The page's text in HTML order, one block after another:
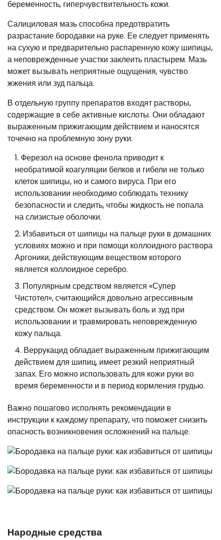
беременность, гиперчувствительность кожи.
Салициловая мазь способна предотвратить
разрастание бородавки на руке. Ее следует применять
на сухую и предварительно распаренную кожу шипицы,
а неповрежденные участки заклеить пластырем. Мазь
может вызывать неприятные ощущения, чувство
жжения или зуд пальца.
В отдельную группу препаратов входят растворы,
содержащие в себе активные кислоты. Они обладают
выраженным прижигающим действием и наносятся
точечно на проблемную зону руки.
Ферезол на основе фенола приводит к
необратимой коагуляции белков и гибели не только
клеток шипицы, но и самого вируса. При его
использовании необходимо соблюдать технику
безопасности и следить, чтобы жидкость не попала
на слизистые оболочки.
Избавиться от шипицы на пальце руки в домашних
условиях можно и при помощи коллоидного раствора
Аргоники, действующим веществом которого
является коллоидное серебро.
Популярным средством является «Супер
Чистотел», считающийся довольно агрессивным
средством. Он может вызывать боль и зуд при
использовании и травмировать неповрежденную
кожу пальца.
Веррукацид обладает выраженным прижигающим
действием для шипиц, имеет резкий неприятный
запах. Его можно использовать для кожи руки во
время беременности и в период кормления грудью.
Важно пошагово исполнять рекомендации в
инструкции к каждому препарату, что поможет снизить
опасность возникновения осложнений на пальце.
Народные средства